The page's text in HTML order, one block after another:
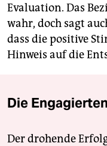
Evaluation. Das
wahr, doch sagt
dass die positive
Hinweis auf die
Die
Der drohende